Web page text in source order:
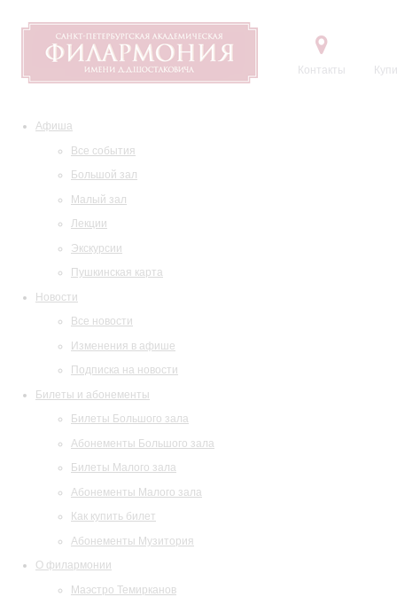
Контакты
Афиша
Все события
Большой зал
Малый зал
Лекции
Экскурсии
Пушкинская карта
Новости
Все новости
Изменения в афише
Подписка на новости
Билеты и абонементы
Билеты Большого зала
Абонементы Большого зала
Билеты Малого зала
Абонементы Малого зала
Как купить билет
Абонементы Музитория
О филармонии
Маэстро Темирканов